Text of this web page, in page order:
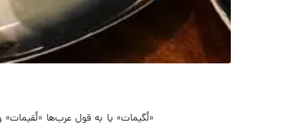
«لُگیمات» یا به قول عرب‌ها